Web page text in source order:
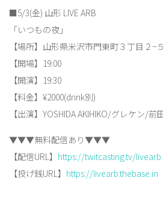
■5/3(金) 山形 LIVE ARB
「いつもの夜」
【場所】山形県米沢市門東町３丁目２−
【開場】19:00
【開演】19:30
【料金】¥2000(drink別)
【出演】YOSHIDA AKIHIKO/グレケン/前
▼▼▼無料配信あり▼▼▼
【配信URL】 https://twitcasting.tv/livearb
【投げ銭URL】 https://livearb.thebase.in